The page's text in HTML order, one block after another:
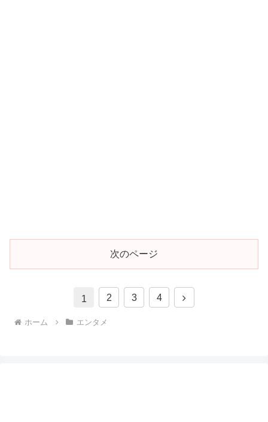
次のページ
1 2 3 4
次
ホーム エンタメ